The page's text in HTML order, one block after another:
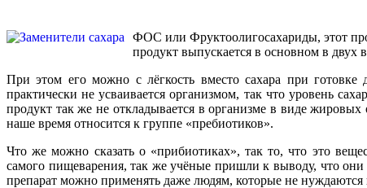
ФОС или Фруктоолигосахариды, этот
продукт выпускается в основном в
При этом его можно с лёгкость вместо сахара при готовке
практически не усваивается организмом, так что уровень
продукт так же не откладывается в организме в виде
наше время относится к группе «пребиотиков».
Что же можно сказать о «прибиотиках», так то, что это
самого пищеварения, так же учёные пришли к выводу, что они
препарат можно применять даже людям, которые не нуждаются